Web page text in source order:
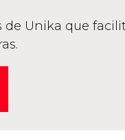
de Unika que